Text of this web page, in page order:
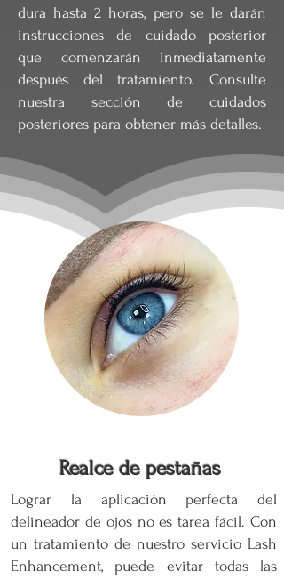
dura hasta 2 horas, pero se le darán
instrucciones de cuidado posterior
que comenzarán inmediatamente
después del tratamiento. Consulte
nuestra sección de cuidados
posteriores para obtener más detalles.
Realce de pestañas
Lograr la aplicación perfecta del
delineador de ojos no es tarea fácil. Con
un tratamiento de nuestro servicio Lash
Enhancement, puede evitar todas las